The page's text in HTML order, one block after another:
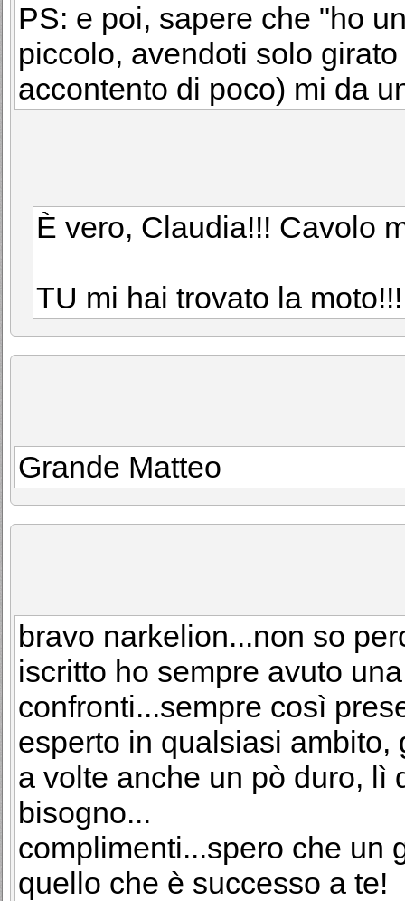
PS: e poi, sapere che "ho
piccolo, avendoti solo
accontento di poco) mi da
È vero, Claudia!!! Cavolo
TU mi hai trovato la
Grande Matteo
bravo narkelion...non so
iscritto ho sempre avuto
confronti...sempre così
esperto in qualsiasi
a volte anche un pò duro, lì
bisogno...
complimenti...spero che un
quello che è successo a te!